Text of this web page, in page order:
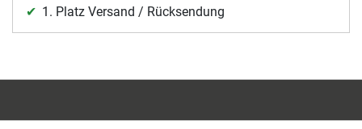
1. Platz Versand / Rücksendung